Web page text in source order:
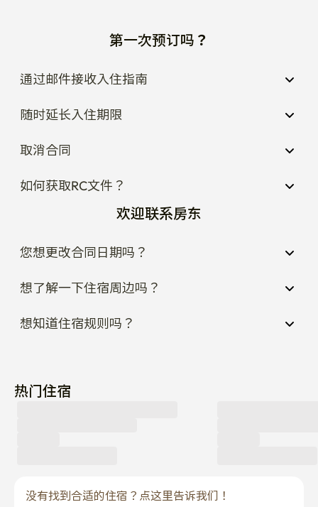
第一次预订吗？
通过邮件接收入住指南
随时延长入住期限
取消合同
如何获取RC文件？
欢迎联系房东
您想更改合同日期吗？
想了解一下住宿周边吗？
想知道住宿规则吗？
热门住宿
没有找到合适的住宿？点这里告诉我们！